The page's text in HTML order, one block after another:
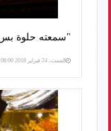
"سمعته حلوة بس
السبت، 24 فبراير 2018 08:00 ص